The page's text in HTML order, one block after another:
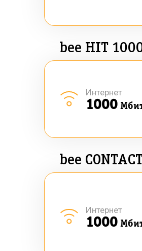
bee HIT
1000
Интернет
bee
1000
Интернет